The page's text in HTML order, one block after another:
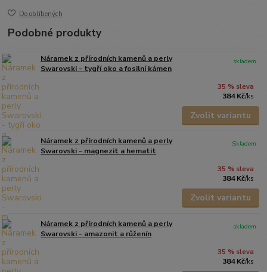
Do oblíbených
Podobné produkty
Náramek z přírodních kamenů a perly
Swarovski - tygří oko a fosilní kámen
35 % sleva
384 Kč/ks
skladem
Zvolit variantu
Náramek z přírodních kamenů a perly
Swarovski - magnezit a hematit
35 % sleva
384 Kč/ks
Skladem
Zvolit variantu
Náramek z přírodních kamenů a perly
Swarovski - amazonit a růženín
35 % sleva
384 Kč/ks
skladem